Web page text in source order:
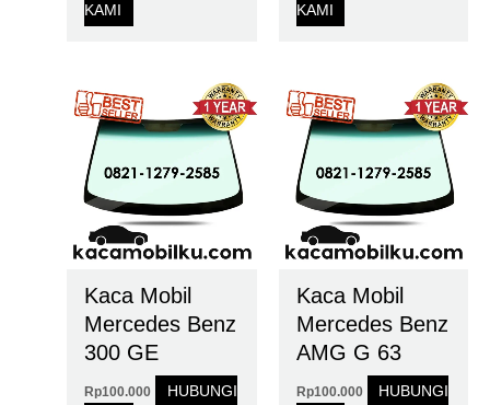
KAMI
KAMI
Kaca Mobil
Mercedes Benz
300 GE
Rp100.000
HUBUNGI
Kaca Mobil
Mercedes Benz
AMG G 63
Rp100.000
HUBUNGI